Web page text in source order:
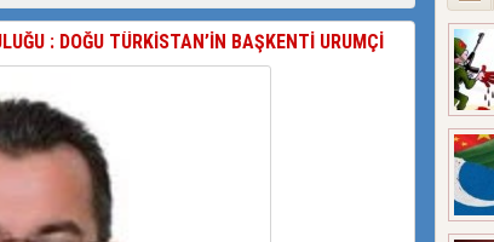
DİYANET AKADEMİSİ BAŞKANI’NA TEPKİLER SÜRÜYOR
TRABZON ZİYARETİ
: DOĞU TÜRKİSTAN’İN BAŞKENTİ URUMÇİ